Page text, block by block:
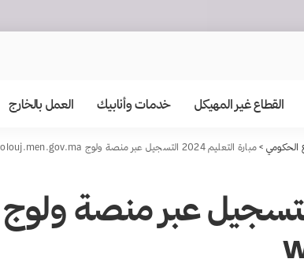
القطاع غير المهيكل خدمات وأنابيك العمل بالخارج
الحكومي > مبارة التعليم 2024 التسجيل عبر منصة ولوج wolouj.men.gov.ma
التعليم 2024 التسجيل عبر منصة ولوج